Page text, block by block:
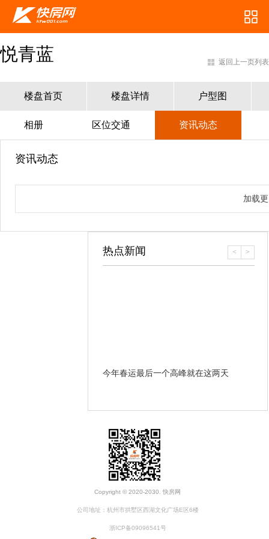
悦青蓝 返回上一页列表
楼盘首页 楼盘详情 户型图
相册 区位交通 资讯动态
资讯动态
加载
热点新闻
今年春运最后一个高峰就在这两天
< >
Copyright © 2020-2030. 快房网
公司地址：杭州市拱墅区西湖文化广场E区6楼
浙ICP备09096541号